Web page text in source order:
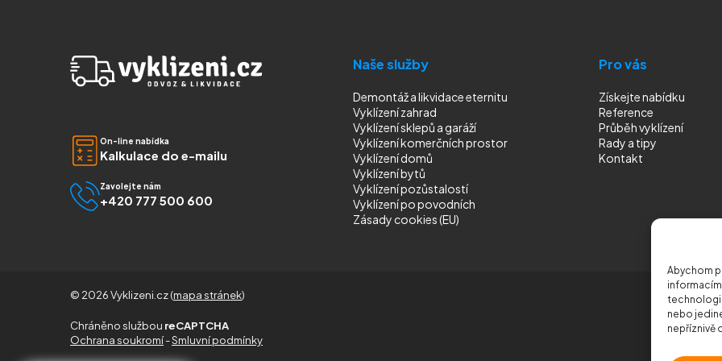
Abychom
nebo
nepříznivě
On-line nabídka
Kalkulace do e-mailu
Zavolejte nám
+420 777 500 600
Naše služby
Demontáž a likvidace eternitu
Vyklízení zahrad
Vyklízení sklepů a garáží
Vyklízení komerčních prostor
Vyklízení domů
Vyklízení bytů
Vyklízení pozůstalostí
Vyklízenípo povodních
Zásady cookies (EU)
Pro vás
Získejte nabídku
Reference
Průběh vyklízení
Rady a tipy
Kontakt
© 2026 Vyklizeni.cz (mapa stránek)
Chráněno službou reCAPTCHA
Ochrana soukromí-Smluvní podmínky